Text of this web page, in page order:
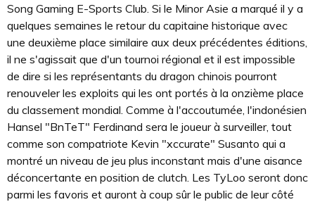
Song Gaming E-Sports Club. Si le Minor Asie a marqué il y a
quelques semaines le retour du capitaine historique avec
une deuxième place similaire aux deux précédentes éditions,
il ne s'agissait que d'un tournoi régional et il est impossible
de dire si les représentants du dragon chinois pourront
renouveler les exploits qui les ont portés à la onzième place
du classement mondial. Comme à l'accoutumée, l'indonésien
Hansel "BnTeT" Ferdinand sera le joueur à surveiller, tout
comme son compatriote Kevin "xccurate" Susanto qui a
montré un niveau de jeu plus inconstant mais d'une aisance
déconcertante en position de clutch. Les TyLoo seront donc
parmi les favoris et auront à coup sûr le public de leur côté